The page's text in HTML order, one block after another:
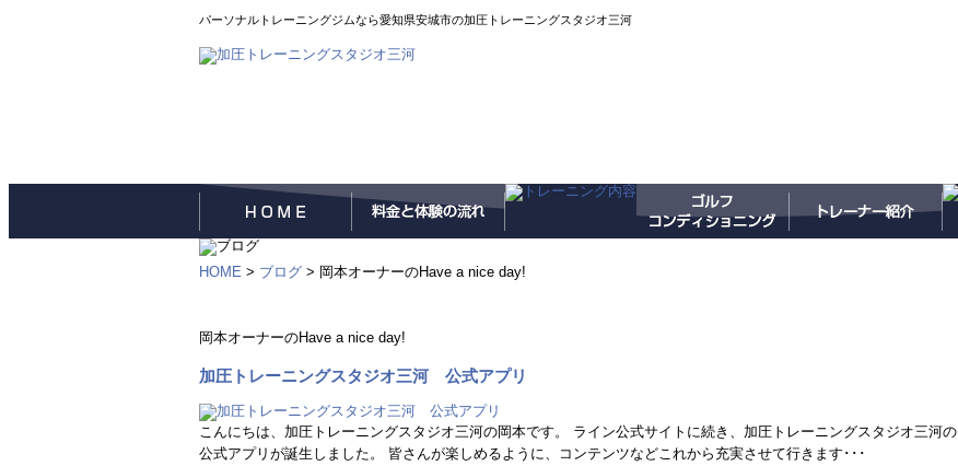
パーソナルトレーニングジムなら愛知県安城市の加圧トレーニングスタジオ三河
HOME > ブログ > 岡本オーナーのHave a nice day!
岡本オーナーのHave a nice day!
加圧トレーニングスタジオ三河 公式アプリ
こんにちは、加圧トレーニングスタジオ三河の岡本です。 ライン公式サイトに続き、加圧トレーニングスタジオ三河の
公式アプリが誕生しました。 皆さんが楽しめるように、コンテンツなどこれから充実させて行きます･･･